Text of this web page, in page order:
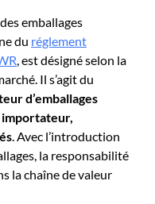
emballages
du réglement
, est désigné selon la
Il s’agit du
d’emballages
importateur,
. Avec l’introduction
la responsabilité
la chaîne de valeur